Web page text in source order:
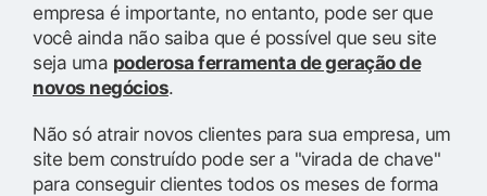
empresa é importante, no entanto, pode ser que
você ainda não saiba que é possível que seu site
seja uma poderosa ferramenta de geração de
novos negócios.
Não só atrair novos clientes para sua empresa, um
site bem construído pode ser a "virada de chave"
para conseguir clientes todos os meses de forma